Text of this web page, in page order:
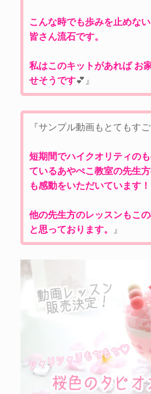
こんな時でも歩みを止めな
皆さん流石です。
私はこのキットがあれば お
せそうです💕』
『サンプル動画もとてもす
短期間でハイクオリティの
ているあやぺこ教室の先生
も感動をいただいています！
他の先生方のレッスンもこ
と思っております。 』